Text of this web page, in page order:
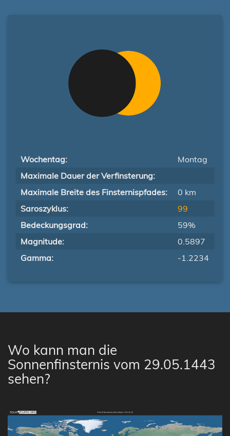
Wochentag:
Montag
Maximale Dauer der Verfinsterung:
Maximale Breite des Finsternispfades:
0 km
Saroszyklus:
99
Bedeckungsgrad:
59%
Magnitude:
0.5897
Gamma:
-1.2234
Wo kann man die
Sonnenfinsternis vom 29.05.1443
sehen?